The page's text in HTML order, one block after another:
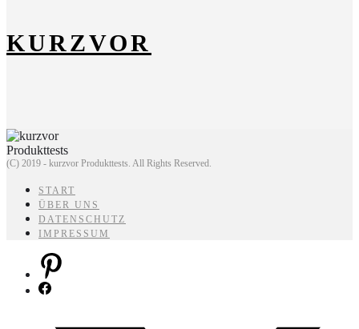
KURZVOR
(C) 2019 - kurzvor Produkttests. All Rights Reserved.
START
ÜBER UNS
DATENSCHUTZ
IMPRESSUM